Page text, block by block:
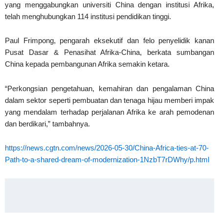
yang menggabungkan universiti China dengan institusi Afrika,
telah menghubungkan 114 institusi pendidikan tinggi.
Paul Frimpong, pengarah eksekutif dan felo penyelidik kanan
Pusat Dasar & Penasihat Afrika-China, berkata sumbangan
China kepada pembangunan Afrika semakin ketara.
“Perkongsian pengetahuan, kemahiran dan pengalaman China
dalam sektor seperti pembuatan dan tenaga hijau memberi impak
yang mendalam terhadap perjalanan Afrika ke arah pemodenan
dan berdikari,” tambahnya.
https://news.cgtn.com/news/2026-05-30/China-Africa-ties-at-70-
Path-to-a-shared-dream-of-modernization-1NzbT7rDWhy/p.html